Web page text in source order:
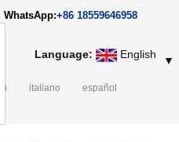
WhatsApp:+86 18559646958
Language: English ▼
italiano
español